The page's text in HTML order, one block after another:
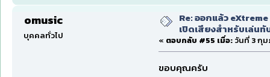
omusic
บุคคลทั่วไป
Re: ออกแล้ว
เปิดเสียงสำหรับเล่น
« ตอบกลับ #55 เมื่อ: วันที่ 3 กุม
ขอบคุณครับ